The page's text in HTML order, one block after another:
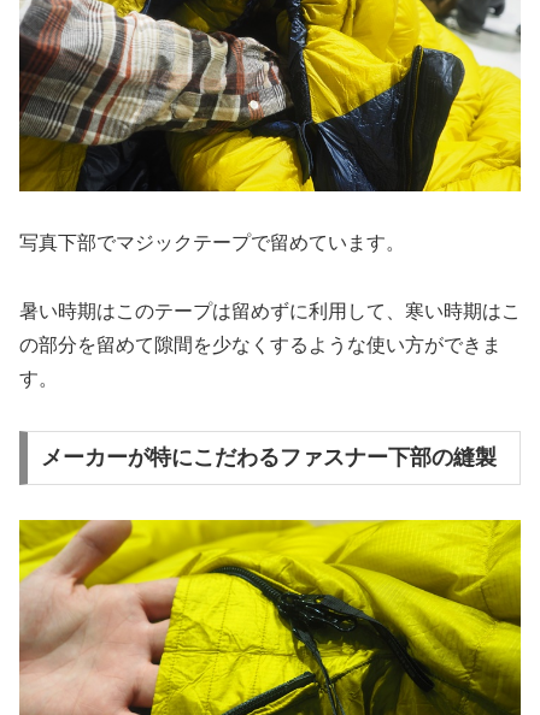
写真下部でマジックテープで留めています。
暑い時期はこのテープは留めずに利用して、寒い時期はこ
の部分を留めて隙間を少なくするような使い方ができま
す。
メーカーが特にこだわるファスナー下部の縫製